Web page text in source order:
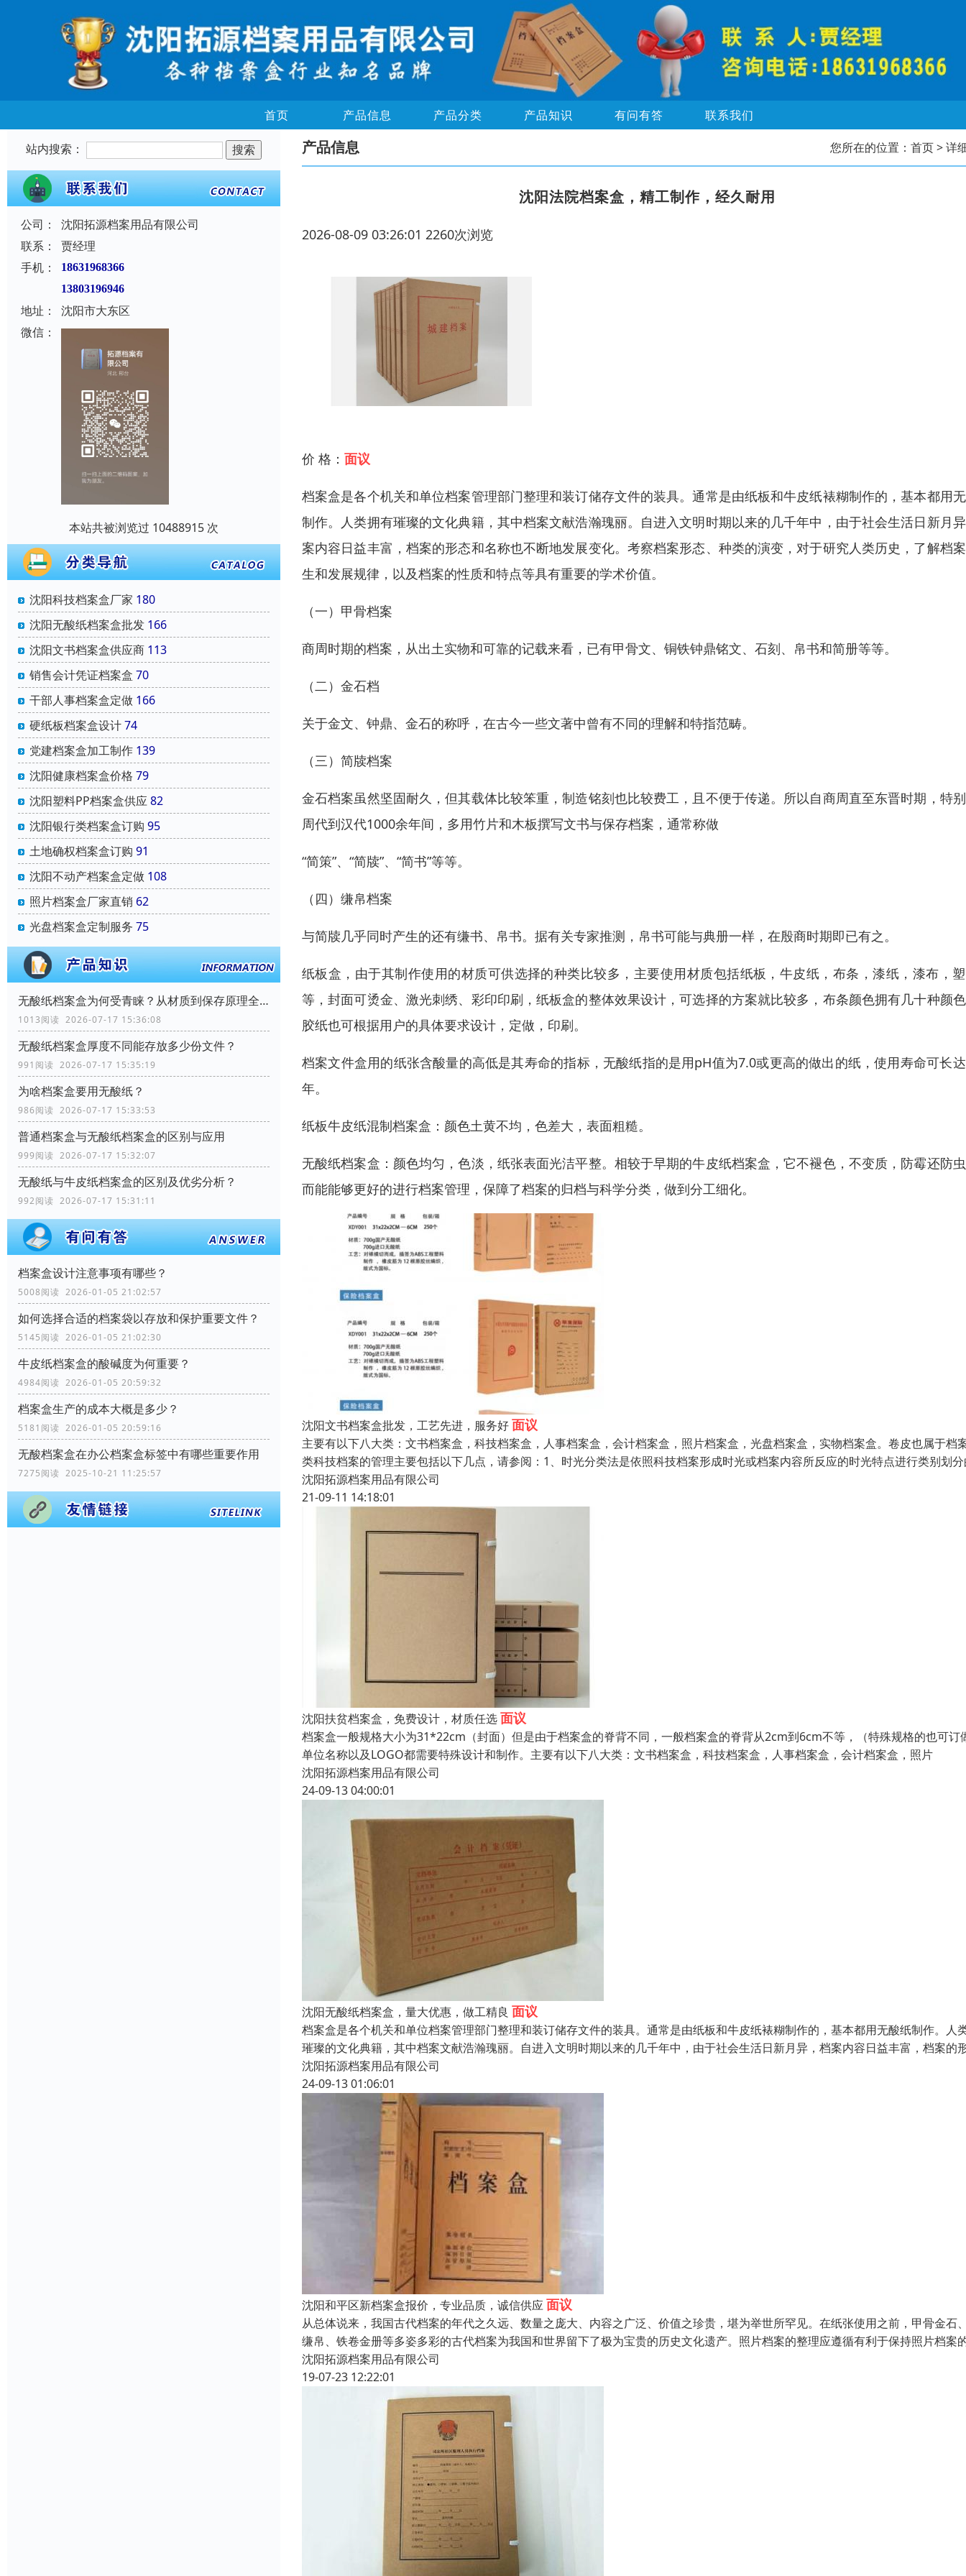
首页 产品信息 产品分类 产品知识 有问有答 联系我们
站内搜索：
公司：
沈阳拓源档案用品有限公司
联系：
贾经理
手机：
18631968366
13803196946
地址：
沈阳市大东区
微信：
本站共被浏览过 10488915 次
沈阳科技档案盒厂家 180
沈阳无酸纸档案盒批发 166
沈阳文书档案盒供应商 113
销售会计凭证档案盒 70
干部人事档案盒定做 166
硬纸板档案盒设计74
党建档案盒加工制作 139
沈阳健康档案盒价格 79
沈阳塑料PP档案盒供应82
沈阳银行类档案盒订购 95
土地确权档案盒订购 91
沈阳不动产档案盒定做 108
照片档案盒厂家直销 62
光盘档案盒定制服务 75
无酸纸档案盒为何受青睐？从材质到保存原理全解析
1013阅读 2026-07-17 15:36:08
无酸纸档案盒厚度不同能存放多少份文件？
991阅读 2026-07-17 15:35:19
为啥档案盒要用无酸纸？
986阅读 2026-07-17 15:33:53
普通档案盒与无酸纸档案盒的区别与应用
999阅读 2026-07-17 15:32:07
无酸纸与牛皮纸档案盒的区别及优劣分析？
992阅读 2026-07-17 15:31:11
档案盒设计注意事项有哪些？
5008阅读 2026-01-05 21:02:57
如何选择合适的档案袋以存放和保护重要文件？
5145阅读 2026-01-05 21:02:30
牛皮纸档案盒的酸碱度为何重要？
4984阅读 2026-01-05 20:59:32
档案盒生产的成本大概是多少？
5181阅读 2026-01-05 20:59:16
无酸档案盒在办公档案盒标签中有哪些重要作用
7275阅读 2025-10-21 11:25:57
产品信息 您所在的位置： 首页> 详
沈阳法院档案盒，精工制作，经久耐用
2026-08-09 03:26:01 2260次浏览
价 格： 面议
档案盒是各个机关和单位档案管理部门整理和装订储存文件的装具。通常是由纸板和牛皮纸裱糊制作的，基本都用
制作。人类拥有璀璨的文化典籍，其中档案文献浩瀚瑰丽。自进入文明时期以来的几千年中，由于社会生活日新月
案内容日益丰富，档案的形态和名称也不断地发展变化。考察档案形态、种类的演变，对于研究人类历史，了解档
生和发展规律，以及档案的性质和特点等具有重要的学术价值。
（一）甲骨档案
商周时期的档案，从出土实物和可靠的记载来看，已有甲骨文、铜铁钟鼎铭文、石刻、帛书和简册等等。
（二）金石档
关于金文、钟鼎、金石的称呼，在古今一些文著中曾有不同的理解和特指范畴。
（三）简牍档案
金石档案虽然坚固耐久，但其载体比较笨重，制造铭刻也比较费工，且不便于传递。所以自商周直至东晋时期，特
周代到汉代1000余年间，多用竹片和木板撰写文书与保存档案，通常称做
“简策”、“简牍”、“简书”等等。
（四）缣帛档案
与简牍几乎同时产生的还有缣书、帛书。据有关专家推测，帛书可能与典册一样，在殷商时期即已有之。
纸板盒，由于其制作使用的材质可供选择的种类比较多，主要使用材质包括纸板，牛皮纸，布条，漆纸，漆布，
等，封面可烫金、激光刺绣、彩印印刷，纸板盒的整体效果设计，可选择的方案就比较多，布条颜色拥有几十种颜
胶纸也可根据用户的具体要求设计，定做，印刷。
档案文件盒用的纸张含酸量的高低是其寿命的指标，无酸纸指的是用pH值为7.0或更高的做出的纸，使用寿命可长
年。
纸板牛皮纸混制档案盒：颜色土黄不均，色差大，表面粗糙。
无酸纸档案盒：颜色均匀，色淡，纸张表面光洁平整。相较于早期的牛皮纸档案盒，它不褪色，不变质，防霉还防
而能能够更好的进行档案管理，保障了档案的归档与科学分类，做到分工细化。
沈阳文书档案盒批发，工艺先进，服务好面议
主要有以下八大类：文书档案盒，科技档案盒，人事档案盒，会计档案盒，照片档案盒，光盘档案盒，实物档案盒。卷皮也属于档
类科技档案的管理主要包括以下几点，请参阅：1、时光分类法是依照科技档案形成时光或档案内容所反应的时光特点进行类别划
沈阳拓源档案用品有限公司
21-09-11 14:18:01
沈阳扶贫档案盒，免费设计，材质任选面议
档案盒一般规格大小为31*22cm（封面）但是由于档案盒的脊背不同，一般档案盒的脊背从2cm到6cm不等，（特殊规格的也可订
单位名称以及LOGO都需要特殊设计和制作。主要有以下八大类：文书档案盒，科技档案盒，人事档案盒，会计档案盒，照片
沈阳拓源档案用品有限公司
24-09-13 04:00:01
沈阳无酸纸档案盒，量大优惠，做工精良 面议
档案盒是各个机关和单位档案管理部门整理和装订储存文件的装具。通常是由纸板和牛皮纸裱糊制作的，基本都用无酸纸制作。人
璀璨的文化典籍，其中档案文献浩瀚瑰丽。自进入文明时期以来的几千年中，由于社会生活日新月异，档案内容日益丰富，档案的
沈阳拓源档案用品有限公司
24-09-13 01:06:01
沈阳和平区新档案盒报价，专业品质，诚信供应面议
从总体说来，我国古代档案的年代之久远、数量之庞大、内容之广泛、价值之珍贵，堪为举世所罕见。在纸张使用之前，甲骨金石
缣帛、铁卷金册等多姿多彩的古代档案为我国和世界留下了极为宝贵的历史文化遗产。照片档案的整理应遵循有利于保持照片档案
沈阳拓源档案用品有限公司
19-07-23 12:22:01